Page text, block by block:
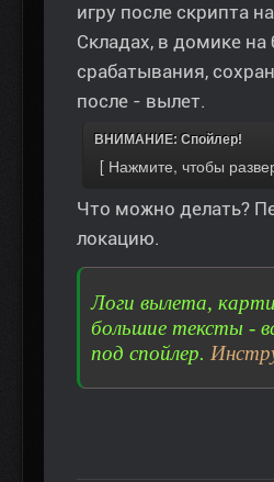
игру после скрипта
Складах, в домике на
срабатывания,
после - вылет.
ВНИМАНИЕ: Спойлер!
Что можно делать?
локацию.
Логи вылета,
большие тексты -
под спойлер.